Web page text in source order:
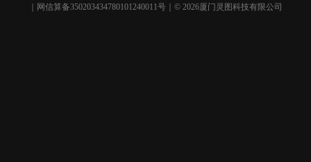
｜网信算备350203434780101240011号｜© 2026厦门灵图科技有限公司